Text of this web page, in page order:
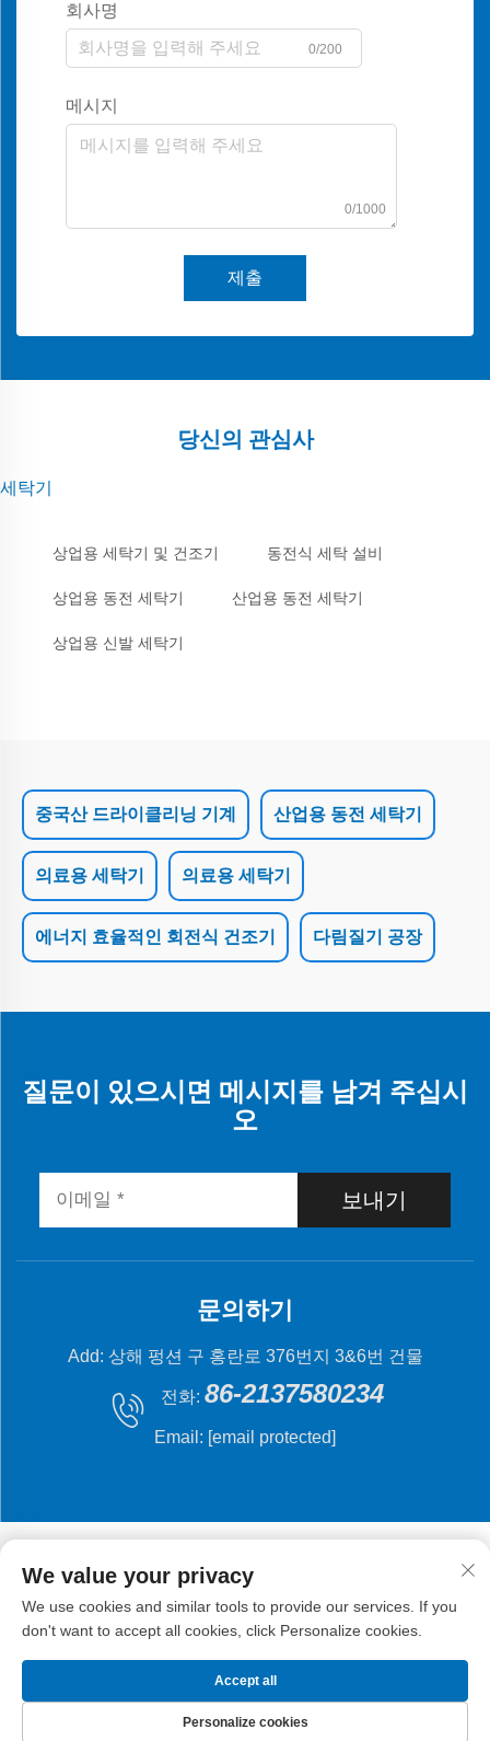
회사명
0/200
메시지
0/1000
제출
당신의 관심사
세탁기
상업용 세탁기 및 건조기 동전식 세탁 설비
상업용 동전 세탁기 산업용 동전 세탁기
상업용 신발 세탁기
중국산 드라이클리닝 기계 산업용 동전 세탁기
의료용 세탁기 의료용 세탁기
에너지 효율적인 회전식 건조기 다림질기 공장
질문이 있으시면 메시지를 남겨 주십시
오
보내기
문의하기
Add: 상해 펑션 구 홍란로 376번지 3&6번 건물
전화: 86-2137580234
Email: [email protected]
저작권 © 2024 상해 플라잉 피시 기계 제조 유한 회사.
We value your privacy
We use cookies and similar tools to provide our services. If you
don't want to accept all cookies, click Personalize cookies.
Personalize cookies
Accept all